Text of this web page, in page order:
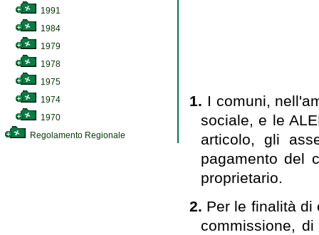
1991
1984
1979
1978
1975
1974
1970
Regolamento Regionale
1. I comuni,
sociale, e le
articolo, gli
pagamento del
proprietario.
2. Per le finalità
commissione,